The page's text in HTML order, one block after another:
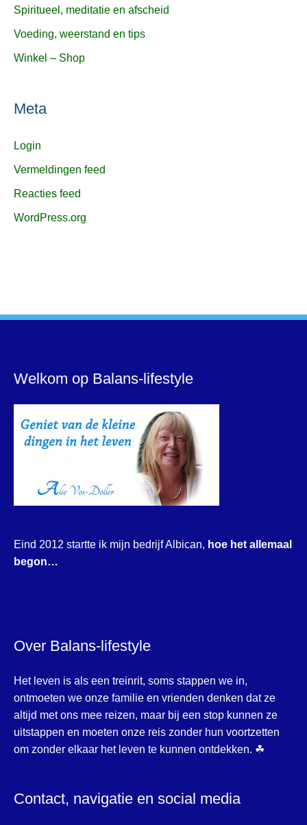
Spiritueel, meditatie en afscheid
Voeding, weerstand en tips
Winkel – Shop
Meta
Login
Vermeldingen feed
Reacties feed
WordPress.org
Welkom op Balans-lifestyle
Eind 2012 startte ik mijn bedrijf Albican, hoe het allemaal
begon…
Over Balans-lifestyle
Het leven is als een treinrit, soms stappen we in,
ontmoeten we onze familie en vrienden denken dat ze
altijd met ons mee reizen, maar bij een stop kunnen ze
uitstappen en moeten onze reis zonder hun voortzetten
om zonder elkaar het leven te kunnen ontdekken. ☘
Contact, navigatie en social media